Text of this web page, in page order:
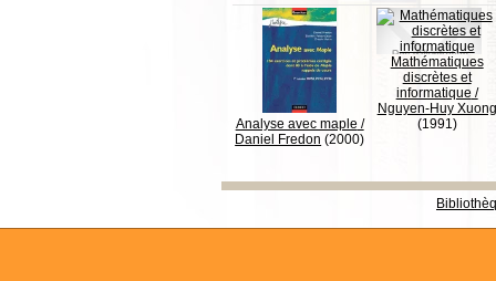
Analyse avec maple/
Daniel Fredon (2000)
Mathématiques
discrètes et
informatique /
Nguyen-Huy Xuong
(1991)